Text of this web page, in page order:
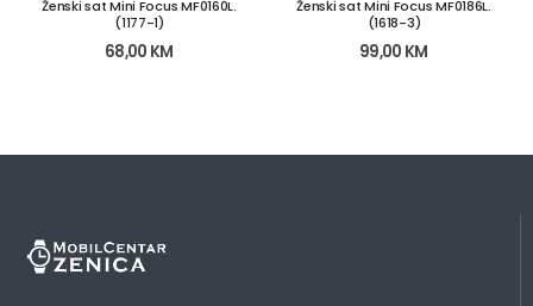
Ženski sat Mini Focus MF0160L.
(1177-1)
68,00 KM
Ženski sat Mini Focus MF0186L.
(1618-3)
99,00 KM